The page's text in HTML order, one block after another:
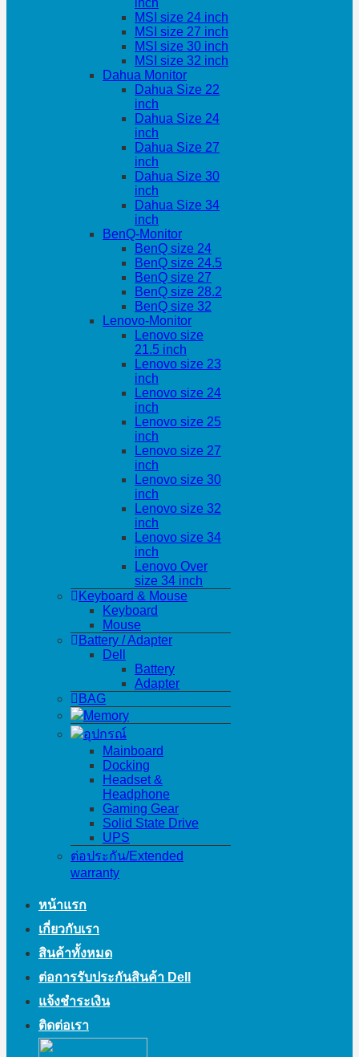
inch
MSI size 24 inch
MSI size 27 inch
MSI size 30 inch
MSI size 32 inch
Dahua Monitor
Dahua Size 22
inch
Dahua Size 24
inch
Dahua Size 27
inch
Dahua Size 30
inch
Dahua Size 34
inch
BenQ-Monitor
BenQ size 24
BenQ size 24.5
BenQ size 27
BenQ size 28.2
BenQ size 32
Lenovo-Monitor
Lenovo size
21.5 inch
Lenovo size 23
inch
Lenovo size 24
inch
Lenovo size 25
inch
Lenovo size 27
inch
Lenovo size 30
inch
Lenovo size 32
inch
Lenovo size 34
inch
Lenovo Over
size 34 inch
Keyboard & Mouse
Keyboard
Mouse
Battery / Adapter
Dell
Battery
Adapter
BAG
Memory
อุปกรณ์
Mainboard
Docking
Headset &
Headphone
Gaming Gear
Solid State Drive
UPS
ต่อประกัน/Extended
warranty
หน้าแรก
เกี่ยวกับเรา
สินค้าทั้งหมด
ต่อการรับประกันสินค้า Dell
แจ้งชำระเงิน
ติดต่อเรา